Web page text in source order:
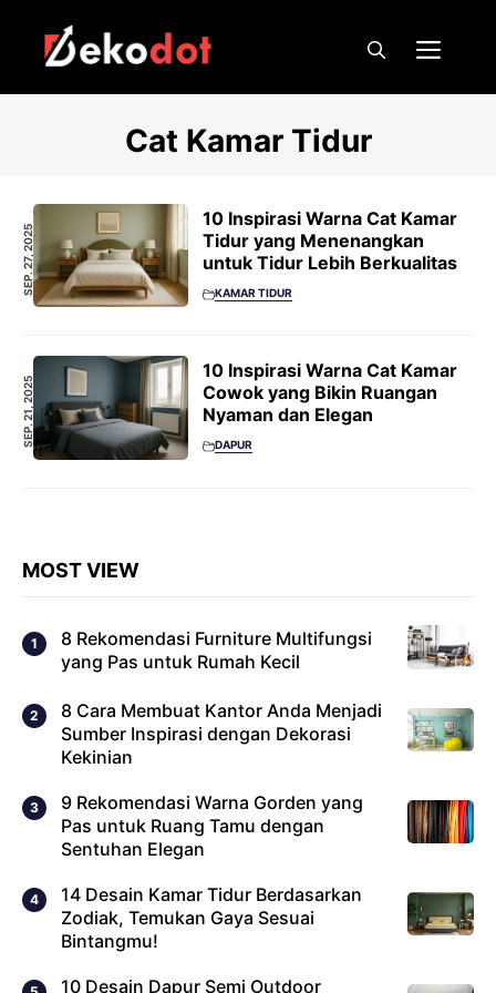
content
Cat Kamar Tidur
SEP. 27, 2025
10 Inspirasi Warna Cat Kamar
Tidur yang Menenangkan
untuk Tidur Lebih Berkualitas
KAMAR TIDUR
SEP. 21, 2025
10 Inspirasi Warna Cat Kamar
Cowok yang Bikin Ruangan
Nyaman dan Elegan
DAPUR
MOST VIEW
8 Rekomendasi Furniture Multifungsi
yang Pas untuk Rumah Kecil
8 Cara Membuat Kantor Anda Menjadi
Sumber Inspirasi dengan Dekorasi
Kekinian
9 Rekomendasi Warna Gorden yang
Pas untuk Ruang Tamu dengan
Sentuhan Elegan
14 Desain Kamar Tidur Berdasarkan
Zodiak, Temukan Gaya Sesuai
Bintangmu!
10 Desain Dapur Semi Outdoor